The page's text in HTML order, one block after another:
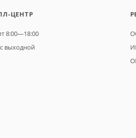
ЦЕНТР
8:00—18:00
выходной